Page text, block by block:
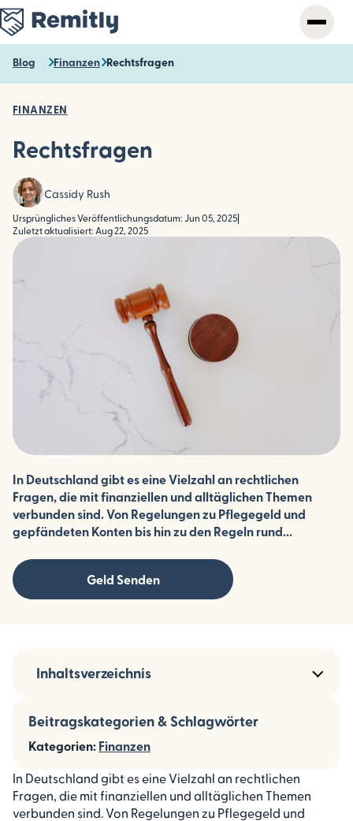
Skip
to
main
content
Blog Finanzen Rechtsfragen
FINANZEN
Rechtsfragen
Cassidy Rush
Ursprüngliches Veröffentlichungsdatum: Jun 05, 2025
Zuletzt aktualisiert: Aug 22, 2025
In Deutschland gibt es eine Vielzahl an rechtlichen
Fragen, die mit finanziellen und alltäglichen Themen
verbunden sind. Von Regelungen zu Pflegegeld und
gepfändeten Konten bis hin zu den Regeln rund...
Geld Senden
In Deutschland gibt es eine Vielzahl an rechtlichen
Fragen, die mit finanziellen und alltäglichen Themen
verbunden sind. Von Regelungen zu Pflegegeld und
Inhaltsverzeichnis
Beitragskategorien & Schlagwörter
Kategorien: Finanzen